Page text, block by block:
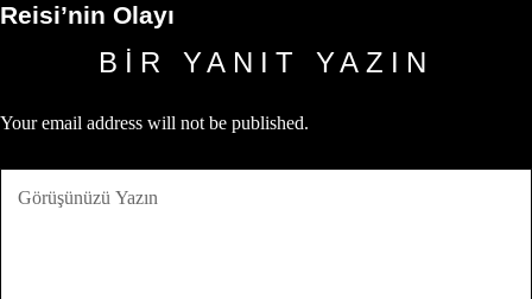
Reisi’nin Olayı
BIR YANIT YAZIN
Your email address will not be published.